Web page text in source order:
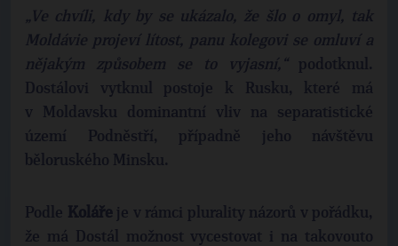
„Ve chvíli, kdy by se ukázalo, že šlo o omyl, tak
Moldávie projeví lítost, panu kolegovi se omluví a
nějakým způsobem se to vyjasní,“podotknul.
Dostálovi vytknul postoje k Rusku, které má
v Moldavsku dominantní vliv na separatistické
území Podněstří, případně jeho návštěvu
běloruského Minsku.
Podle Koláře je v rámci plurality názorů v pořádku,
že má Dostál možnost vycestovat i na takovouto